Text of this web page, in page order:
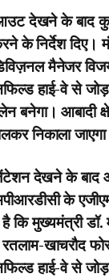
देखने के बाद
के निर्देश दिए।
मैनेजर
हाई-वे से
बनेगा। आबादी
निकाला
देखने के बाद
के
है कि मुख्यमंत्री
खाचरौद
हाई-वे से